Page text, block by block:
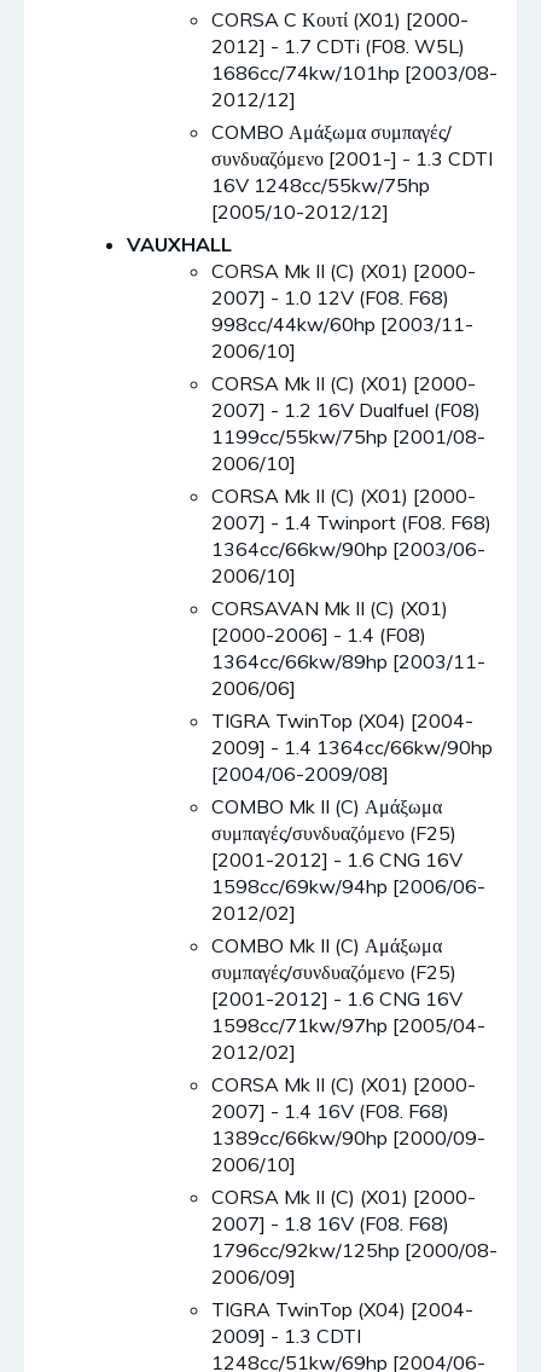
CORSA C Κουτί (X01) [2000-
2012] - 1.7 CDTi (F08. W5L)
1686cc/74kw/101hp [2003/08-
2012/12]
COMBO Αμάξωμα συμπαγές/
συνδυαζόμενο [2001-] - 1.3 CDTI
16V 1248cc/55kw/75hp
[2005/10-2012/12]
VAUXHALL
CORSA Mk II (C) (X01) [2000-
2007] - 1.0 12V (F08. F68)
998cc/44kw/60hp [2003/11-
2006/10]
CORSA Mk II (C) (X01) [2000-
2007] - 1.2 16V Dualfuel (F08)
1199cc/55kw/75hp [2001/08-
2006/10]
CORSA Mk II (C) (X01) [2000-
2007] - 1.4 Twinport (F08. F68)
1364cc/66kw/90hp [2003/06-
2006/10]
CORSAVAN Mk II (C) (X01)
[2000-2006] - 1.4 (F08)
1364cc/66kw/89hp [2003/11-
2006/06]
TIGRA TwinTop (X04) [2004-
2009] - 1.4 1364cc/66kw/90hp
[2004/06-2009/08]
COMBO Mk II (C) Αμάξωμα
συμπαγές/συνδυαζόμενο (F25)
[2001-2012] - 1.6 CNG 16V
1598cc/69kw/94hp [2006/06-
2012/02]
COMBO Mk II (C) Αμάξωμα
συμπαγές/συνδυαζόμενο (F25)
[2001-2012] - 1.6 CNG 16V
1598cc/71kw/97hp [2005/04-
2012/02]
CORSA Mk II (C) (X01) [2000-
2007] - 1.4 16V (F08. F68)
1389cc/66kw/90hp [2000/09-
2006/10]
CORSA Mk II (C) (X01) [2000-
2007] - 1.8 16V (F08. F68)
1796cc/92kw/125hp [2000/08-
2006/09]
TIGRA TwinTop (X04) [2004-
2009] - 1.3 CDTI
1248cc/51kw/69hp [2004/06-